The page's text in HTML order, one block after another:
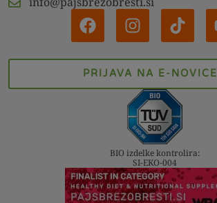
PRIJAVA NA E-NOVICE
BIO izdelke kontrolira:
SI-EKO-004